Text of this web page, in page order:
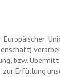
bzw.
Erfüllung